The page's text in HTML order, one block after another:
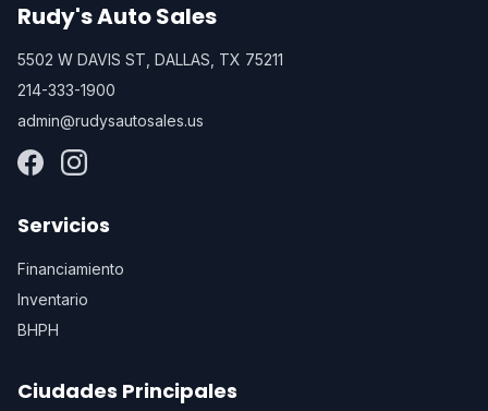
Rudy's Auto Sales
5502 W DAVIS ST, DALLAS, TX 75211
214-333-1900
admin@rudysautosales.us
Servicios
Financiamiento
Inventario
BHPH
Ciudades Principales